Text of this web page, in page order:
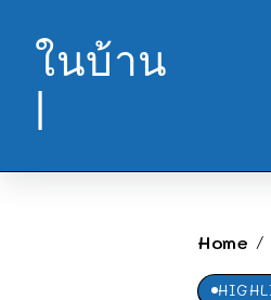
ในบ้าน
|
Home /